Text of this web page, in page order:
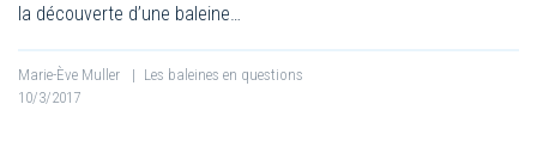
la découverte d’une baleine…
Marie-Ève Muller | Les baleines en questions
10/3/2017